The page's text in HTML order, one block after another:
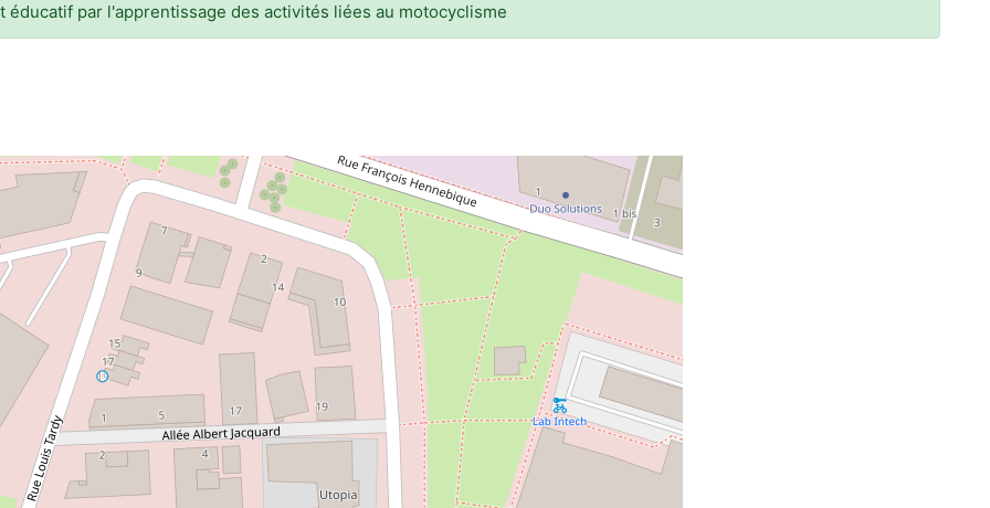
par l'apprentissage des activités liées au motocyclisme